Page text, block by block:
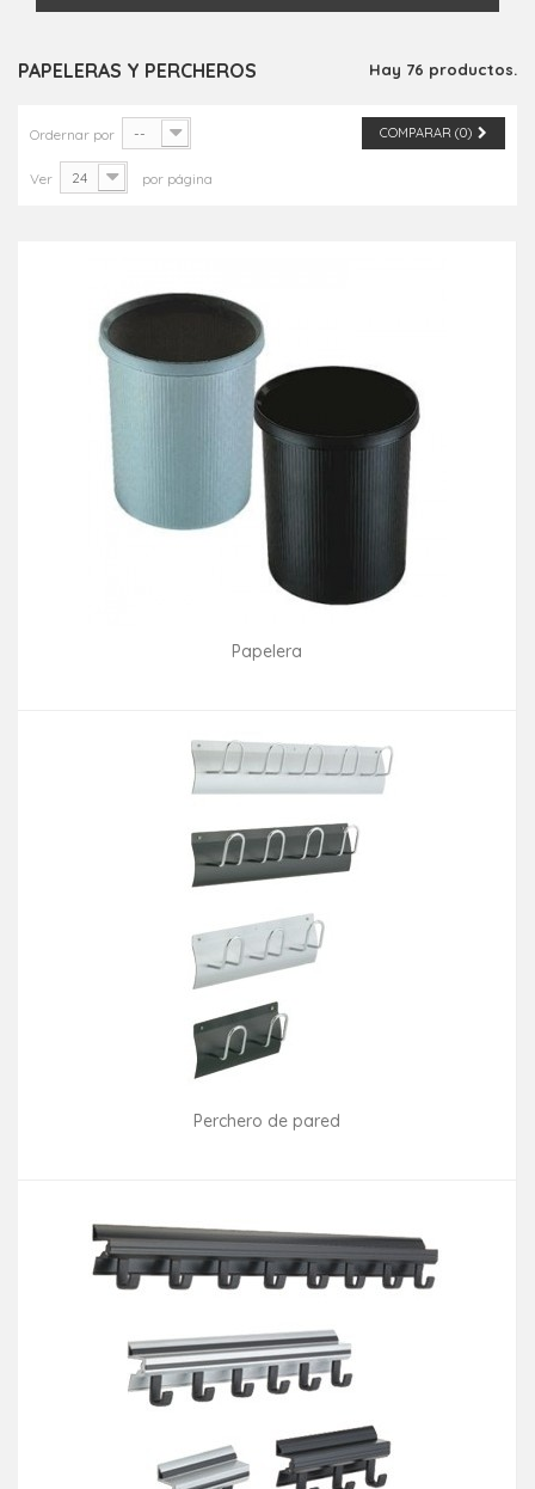
PAPELERAS Y PERCHEROS Hay 76 productos.
COMPARAR (0)
Ordernar por --
Ver 24 por página
Papelera
Perchero de pared